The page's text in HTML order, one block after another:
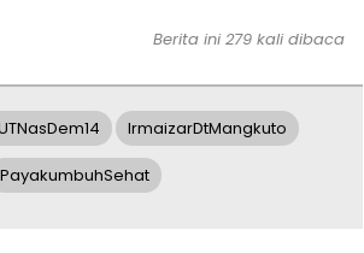
Berita ini 279 kali dibaca
IrmaizarDtMangkuto
PayakumbuhSehat